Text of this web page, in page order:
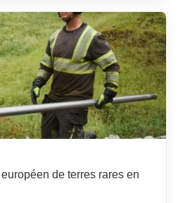
de terres rares en